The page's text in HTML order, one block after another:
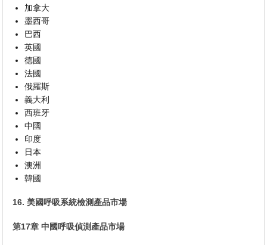
加拿大
墨西哥
巴西
英國
德國
法國
俄羅斯
義大利
西班牙
中國
印度
日本
澳洲
韓國
16. 美國呼吸系統檢測產品市場
第17章 中國呼吸偵測產品市場